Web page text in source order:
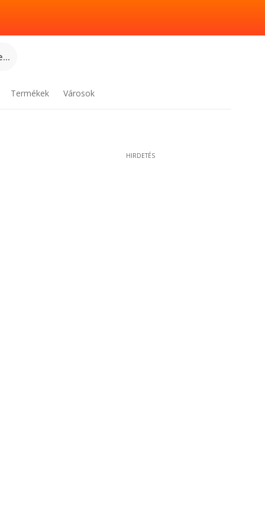
Termékek Városok
HIRDETÉS